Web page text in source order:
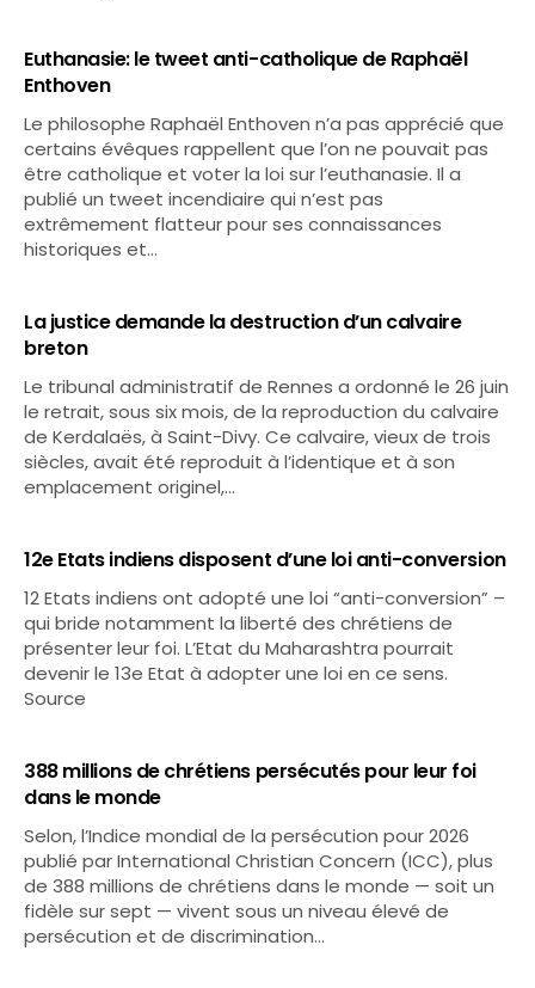
Euthanasie: le tweet anti-catholique de Raphaël
Enthoven
Le philosophe Raphaël Enthoven n’a pas apprécié que
certains évêques rappellent que l’on ne pouvait pas
être catholique et voter la loi sur l’euthanasie. Il a
publié un tweet incendiaire qui n’est pas
extrêmement flatteur pour ses connaissances
historiques et…
La justice demande la destruction d’un calvaire
breton
Le tribunal administratif de Rennes a ordonné le 26 juin
le retrait, sous six mois, de la reproduction du calvaire
de Kerdalaës, à Saint-Divy. Ce calvaire, vieux de trois
siècles, avait été reproduit à l’identique et à son
emplacement originel,…
12e Etats indiens disposent d’une loi anti-conversion
12 Etats indiens ont adopté une loi “anti-conversion” –
qui bride notamment la liberté des chrétiens de
présenter leur foi. L’Etat du Maharashtra pourrait
devenir le 13e Etat à adopter une loi en ce sens.
Source
388 millions de chrétiens persécutés pour leur foi
dans le monde
Selon, l’Indice mondial de la persécution pour 2026
publié par International Christian Concern (ICC), plus
de 388 millions de chrétiens dans le monde — soit un
fidèle sur sept — vivent sous un niveau élevé de
persécution et de discrimination…